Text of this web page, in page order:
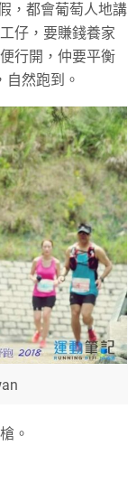
，都會葡萄人地講
仔，要賺錢養家
行開，仲要平衡
自然跑到。
。